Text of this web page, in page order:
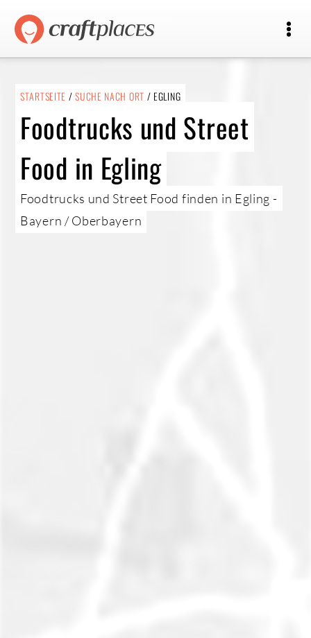
STARTSEITE /SUCHE NACH ORT / EGLING
Foodtrucks und Street
Food in Egling
Foodtrucks und Street Food finden in Egling -
Bayern / Oberbayern